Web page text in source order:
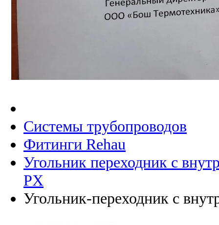
Системы трубопроводов
Фитинги Rehau
Угольник переходник с
PX
Угольник-переходник с